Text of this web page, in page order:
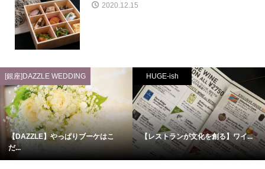
2020.12.15
[銀座]DAZZLE WEDDING
【DAZZLE】やっぱりブーケはこ
だ...
HUGE-ish
【レストランが文化を創る】ワイ...